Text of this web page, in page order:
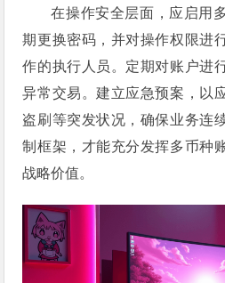
在操作安全层面，应启用
期更换密码，并对操作权限进
作的执行人员。定期对账户进
异常交易。建立应急预案，以
盗刷等突发状况，确保业务连
制框架，才能充分发挥多币种
战略价值。